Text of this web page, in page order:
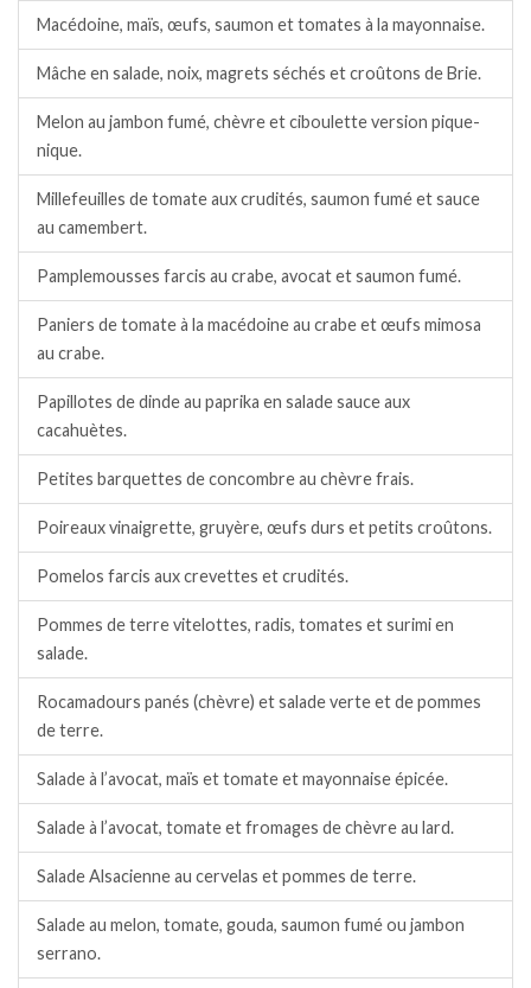
Macédoine, maïs, œufs, saumon et tomates à la mayonnaise.
Mâche en salade, noix, magrets séchés et croûtons de Brie.
Melon au jambon fumé, chèvre et ciboulette version pique-
nique.
Millefeuilles de tomate aux crudités, saumon fumé et sauce
au camembert.
Pamplemousses farcis au crabe, avocat et saumon fumé.
Paniers de tomate à la macédoine au crabe et œufs mimosa
au crabe.
Papillotes de dinde au paprika en salade sauce aux
cacahuètes.
Petites barquettes de concombre au chèvre frais.
Poireaux vinaigrette, gruyère, œufs durs et petits croûtons.
Pomelos farcis aux crevettes et crudités.
Pommes de terre vitelottes, radis, tomates et surimi en
salade.
Rocamadours panés (chèvre) et salade verte et de pommes
de terre.
Salade à l’avocat, maïs et tomate et mayonnaise épicée.
Salade à l’avocat, tomate et fromages de chèvre au lard.
Salade Alsacienne au cervelas et pommes de terre.
Salade au melon, tomate, gouda, saumon fumé ou jambon
serrano.